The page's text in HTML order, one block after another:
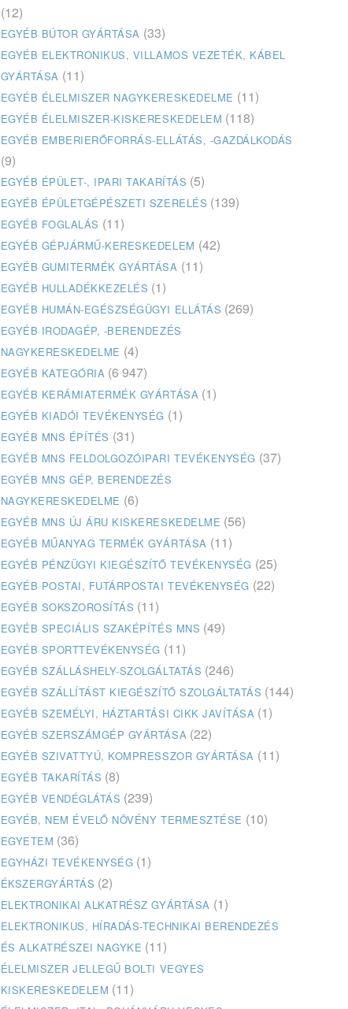
(12)
EGYÉB BÚTOR GYÁRTÁSA (33)
EGYÉB ELEKTRONIKUS, VILLAMOS VEZETÉK, KÁBEL
GYÁRTÁSA (11)
EGYÉB ÉLELMISZER NAGYKERESKEDELME (11)
EGYÉB ÉLELMISZER-KISKERESKEDELEM (118)
EGYÉB EMBERIERŐFORRÁS-ELLÁTÁS, -GAZDÁLKODÁS
(9)
EGYÉB ÉPÜLET-, IPARI TAKARÍTÁS (5)
EGYÉB ÉPÜLETGÉPÉSZETI SZERELÉS (139)
EGYÉB FOGLALÁS (11)
EGYÉB GÉPJÁRMŰ-KERESKEDELEM (42)
EGYÉB GUMITERMÉK GYÁRTÁSA (11)
EGYÉB HULLADÉKKEZELÉS (1)
EGYÉB HUMÁN-EGÉSZSÉGÜGYI ELLÁTÁS (269)
EGYÉB IRODAGÉP, -BERENDEZÉS
NAGYKERESKEDELME (4)
EGYÉB KATEGÓRIA (6 947)
EGYÉB KERÁMIATERMÉK GYÁRTÁSA (1)
EGYÉB KIADÓI TEVÉKENYSÉG (1)
EGYÉB MNS ÉPÍTÉS (31)
EGYÉB MNS FELDOLGOZÓIPARI TEVÉKENYSÉG (37)
EGYÉB MNS GÉP, BERENDEZÉS
NAGYKERESKEDELME (6)
EGYÉB MNS ÚJ ÁRU KISKERESKEDELME (56)
EGYÉB MŰANYAG TERMÉK GYÁRTÁSA (11)
EGYÉB PÉNZÜGYI KIEGÉSZÍTŐ TEVÉKENYSÉG (25)
EGYÉB POSTAI, FUTÁRPOSTAI TEVÉKENYSÉG (22)
EGYÉB SOKSZOROSÍTÁS (11)
EGYÉB SPECIÁLIS SZAKÉPÍTÉS MNS (49)
EGYÉB SPORTTEVÉKENYSÉG (11)
EGYÉB SZÁLLÁSHELY-SZOLGÁLTATÁS (246)
EGYÉB SZÁLLÍTÁST KIEGÉSZÍTŐ SZOLGÁLTATÁS (144)
EGYÉB SZEMÉLYI, HÁZTARTÁSI CIKK JAVÍTÁSA (1)
EGYÉB SZERSZÁMGÉP GYÁRTÁSA (22)
EGYÉB SZIVATTYÚ, KOMPRESSZOR GYÁRTÁSA (11)
EGYÉB TAKARÍTÁS (8)
EGYÉB VENDÉGLÁTÁS (239)
EGYÉB, NEM ÉVELŐ NÖVÉNY TERMESZTÉSE (10)
EGYETEM (36)
EGYHÁZI TEVÉKENYSÉG (1)
ÉKSZERGYÁRTÁS (2)
ELEKTRONIKAI ALKATRÉSZ GYÁRTÁSA (1)
ELEKTRONIKUS, HÍRADÁS-TECHNIKAI BERENDEZÉS
ÉS ALKATRÉSZEI NAGYKE (11)
ÉLELMISZER JELLEGŰ BOLTI VEGYES
KISKERESKEDELEM (11)